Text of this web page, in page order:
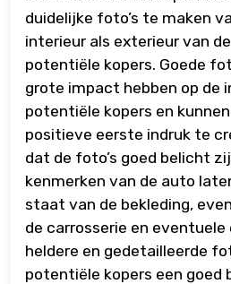
duidelijke foto’s te maken
interieur als exterieur van
potentiële kopers. Goede
grote impact hebben op de
potentiële kopers en
positieve eerste indruk te
dat de foto’s goed belicht
kenmerken van de auto
staat van de bekleding,
de carrosserie en
heldere en gedetailleerde
potentiële kopers een goed